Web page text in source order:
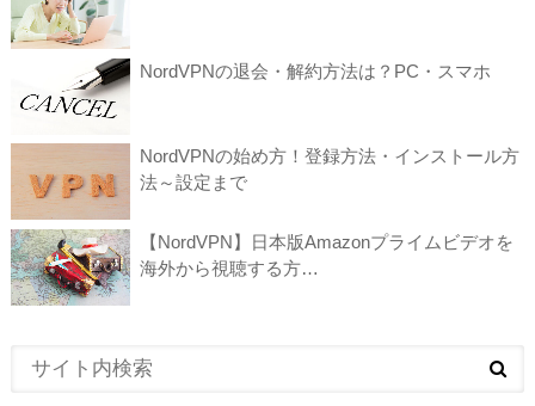
NordVPNの退会・解約方法は？PC・スマホ
NordVPNの始め方！登録方法・インストール方
法～設定まで
【NordVPN】日本版Amazonプライムビデオを
海外から視聴する方…